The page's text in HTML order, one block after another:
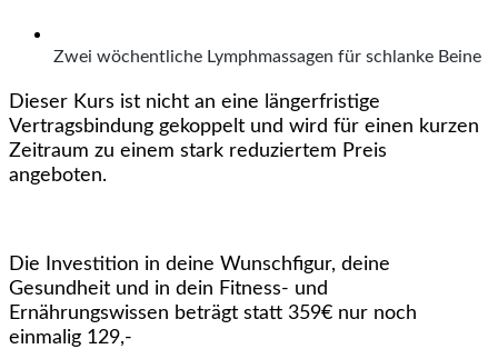
Zwei wöchentliche Lymphmassagen für schlanke Beine
Dieser Kurs ist nicht an eine längerfristige
Vertragsbindung gekoppelt und wird für einen kurzen
Zeitraum zu einem stark reduziertem Preis
angeboten.
Die Investition in deine Wunschfigur, deine
Gesundheit und in dein Fitness- und
Ernährungswissen beträgt statt 359€ nur noch
einmalig 129,-